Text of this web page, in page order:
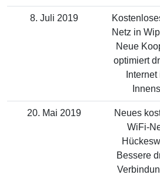
8. Juli 2019
Netz in
Neue
optimiert
20. Mai 2019
Neues
WiFi-
Bessere